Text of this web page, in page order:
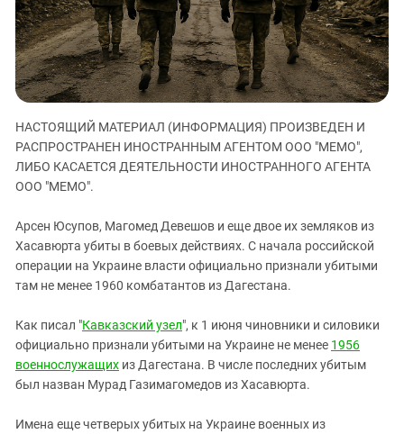
ЗАСТАВЛЯЕТ
КАВКАЗ ЗА ПАЛЕСТИНУ
ИНАКОМЫСЛИЕ В ЧЕЧНЕ
ПРЕСЛЕДОВАНИЕ АКТИВИСТОВ
МОБИЛИЗАЦИЯ И ПРОТЕСТЫ
Дагестан
Ингушетия
Кабардино-Балкария
Калмыкия
Карачаево-Черкесия
Краснодарский край
Нагорный Карабах
Ростовская область
Северная Осетия - Алания
СКФО
Ставропольский край
Чечня
Южная Осетия
НАСТОЯЩИЙ МАТЕРИАЛ (ИНФОРМАЦИЯ) ПРОИЗВЕДЕН И
РАСПРОСТРАНЕН ИНОСТРАННЫМ АГЕНТОМ ООО "МЕМО",
ЛИБО КАСАЕТСЯ ДЕЯТЕЛЬНОСТИ ИНОСТРАННОГО АГЕНТА
ООО "МЕМО".
Арсен Юсупов, Магомед Девешов и еще двое их земляков из
Хасавюрта убиты в боевых действиях. С начала российской
операции на Украине власти официально признали убитыми
там не менее 1960 комбатантов из Дагестана.
Как писал "Кавказский узел", к 1 июня чиновники и силовики
официально признали убитыми на Украине не менее 1956
военнослужащих из Дагестана. В числе последних убитым
был назван Мурад Газимагомедов из Хасавюрта.
Имена еще четверых убитых на Украине военных из